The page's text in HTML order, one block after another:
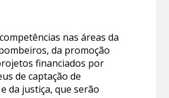
nas áreas da
da promoção
financiados por
de captação de
da justiça, que serão